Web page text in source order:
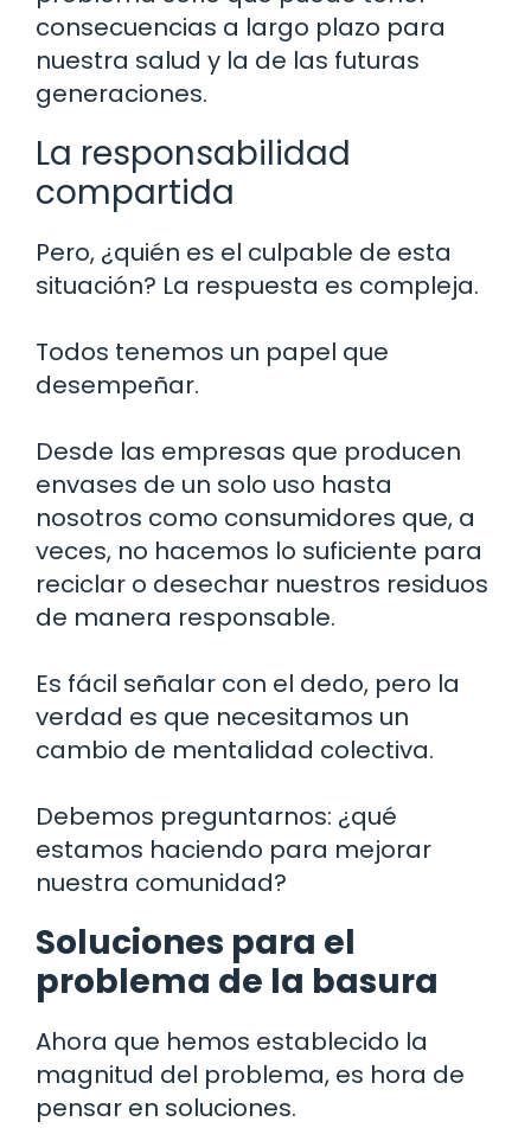
consecuencias a largo plazo para
nuestra salud y la de las futuras
generaciones.
La responsabilidad
compartida
Pero, ¿quién es el culpable de esta
situación? La respuesta es compleja.
Todos tenemos un papel que
desempeñar.
Desde las empresas que producen
envases de un solo uso hasta
nosotros como consumidores que, a
veces, no hacemos lo suficiente para
reciclar o desechar nuestros residuos
de manera responsable.
Es fácil señalar con el dedo, pero la
verdad es que necesitamos un
cambio de mentalidad colectiva.
Debemos preguntarnos: ¿qué
estamos haciendo para mejorar
nuestra comunidad?
Soluciones para el
problema de la basura
Ahora que hemos establecido la
magnitud del problema, es hora de
pensar en soluciones.